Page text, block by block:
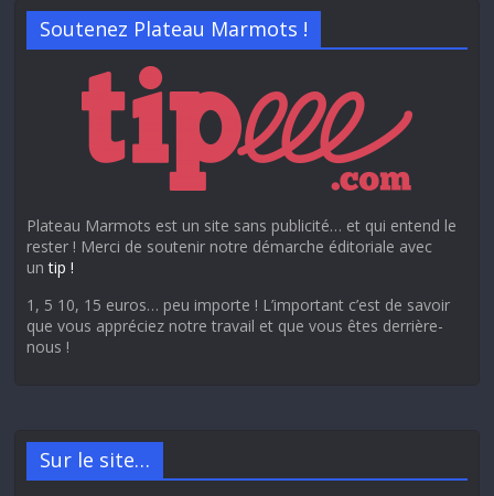
Soutenez Plateau Marmots !
Plateau Marmots est un site sans publicité… et qui entend le
rester ! Merci de soutenir notre démarche éditoriale avec
untip !
1, 5 10, 15 euros… peu importe ! L’important c’est de savoir
que vous appréciez notre travail et que vous êtes derrière-
nous !
Sur le site…